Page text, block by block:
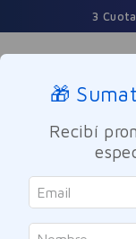
3
Buscar
Nutricion y
🎁
Recibí